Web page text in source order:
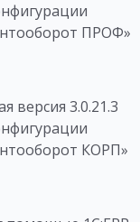
ПРОФ»
версия 3.0.21.3
КОРП»